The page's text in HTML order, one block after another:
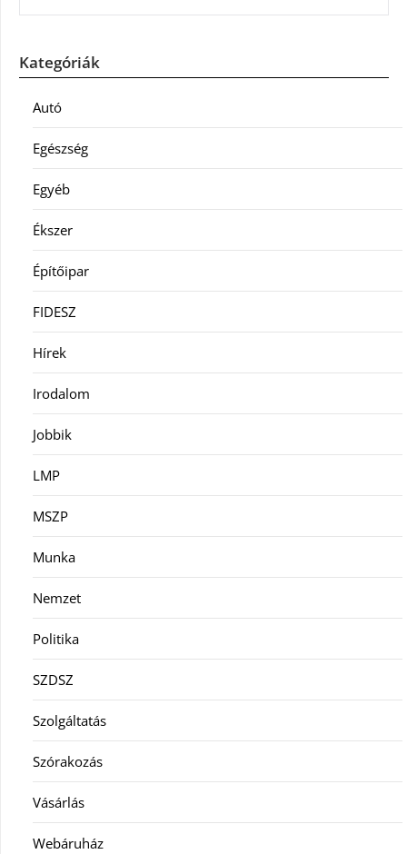
Kategóriák
Autó
Egészség
Egyéb
Ékszer
Építőipar
FIDESZ
Hírek
Irodalom
Jobbik
LMP
MSZP
Munka
Nemzet
Politika
SZDSZ
Szolgáltatás
Szórakozás
Vásárlás
Webáruház